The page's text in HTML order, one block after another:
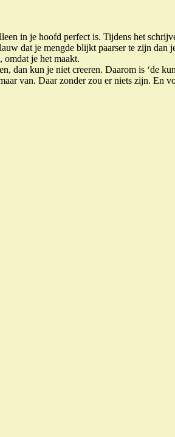
in je hoofd perfect is. Tijdens het
dat je mengde blijkt paarser te zijn
omdat je het maakt.
kun je niet creeren. Daarom is ‘de
van. Daar zonder zou er niets zijn. En